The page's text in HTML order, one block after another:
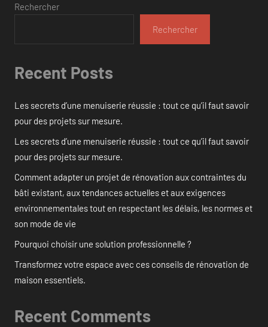
Rechercher
Rechercher
Recent Posts
Les secrets d’une menuiserie réussie : tout ce qu’il faut savoir
pour des projets sur mesure.
Les secrets d’une menuiserie réussie : tout ce qu’il faut savoir
pour des projets sur mesure.
Comment adapter un projet de rénovation aux contraintes du
bâti existant, aux tendances actuelles et aux exigences
environnementales tout en respectant les délais, les normes et
son mode de vie
Pourquoi choisir une solution professionnelle ?
Transformez votre espace avec ces conseils de rénovation de
maison essentiels.
Recent Comments